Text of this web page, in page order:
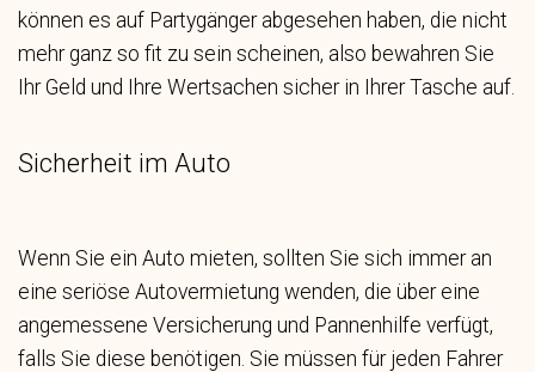
können es auf Partygänger abgesehen haben, die nicht
mehr ganz so fit zu sein scheinen, also bewahren Sie
Ihr Geld und Ihre Wertsachen sicher in Ihrer Tasche auf.
Sicherheit im Auto
Wenn Sie ein Auto mieten, sollten Sie sich immer an
eine seriöse Autovermietung wenden, die über eine
angemessene Versicherung und Pannenhilfe verfügt,
falls Sie diese benötigen. Sie müssen für jeden Fahrer